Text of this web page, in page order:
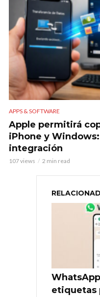
APPS & SOFTWARE
Apple permitirá
iPhone y
integración
107 views 2 min read
etiquetas